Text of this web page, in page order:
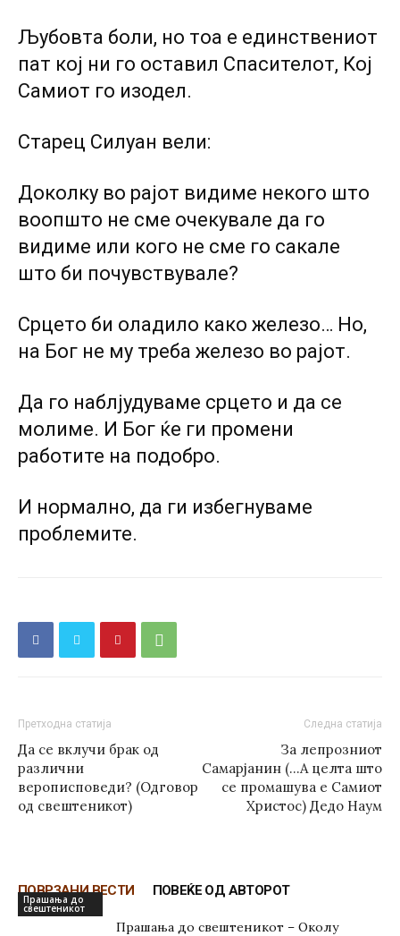
Љубовта боли, но тоа е единствениот
пат кој ни го оставил Спасителот, Кој
Самиот го изодел.
Старец Силуан вели:
Доколку во рајот видиме некого што
воопшто не сме очекувале да го
видиме или кого не сме го сакале
што би почувствувале?
Срцето би оладило како железо… Но,
на Бог не му треба железо во рајот.
Да го наблјудуваме срцето и да се
молиме. И Бог ќе ги промени
работите на подобро.
И нормално, да ги избегнуваме
проблемите.
Претходна статија
Да се вклучи брак од
различни
верописповеди? (Одговор
од свештеникот)
Следна статија
За лепрозниот
Самарјанин (…А целта што
се промашува е Самиот
Христос) Дедо Наум
ПОВРЗАНИ ВЕСТИ ПОВЕЌЕ ОД АВТОРОТ
Прашања до
свештеникот
Прашања до свештеникот – Околу